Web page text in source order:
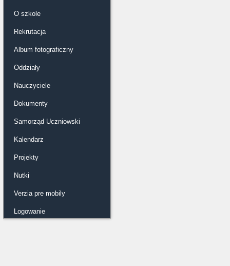
O szkole
Rekrutacja
Album fotograficzny
Oddziały
Nauczyciele
Dokumenty
Samorząd Uczniowski
Kalendarz
Projekty
Nutki
Verzia pre mobily
Logowanie